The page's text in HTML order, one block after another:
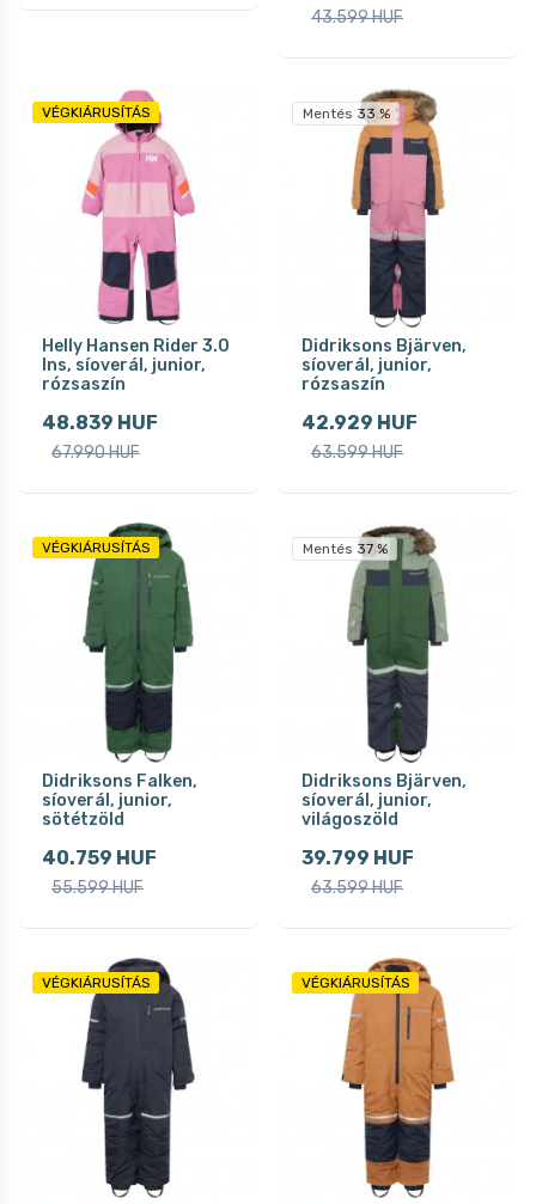
43.599 HUF
VÉGKIÁRUSÍTÁS
Helly Hansen Rider 3.0
Ins, síoverál, junior,
rózsaszín
48.839 HUF
67.990 HUF
Mentés 33 %
Didriksons Bjärven,
síoverál, junior,
rózsaszín
42.929 HUF
63.599 HUF
VÉGKIÁRUSÍTÁS
Didriksons Falken,
síoverál, junior,
sötétzöld
40.759 HUF
55.599 HUF
Mentés 37 %
Didriksons Bjärven,
síoverál, junior,
világoszöld
39.799 HUF
63.599 HUF
VÉGKIÁRUSÍTÁS VÉGKIÁRUSÍTÁS